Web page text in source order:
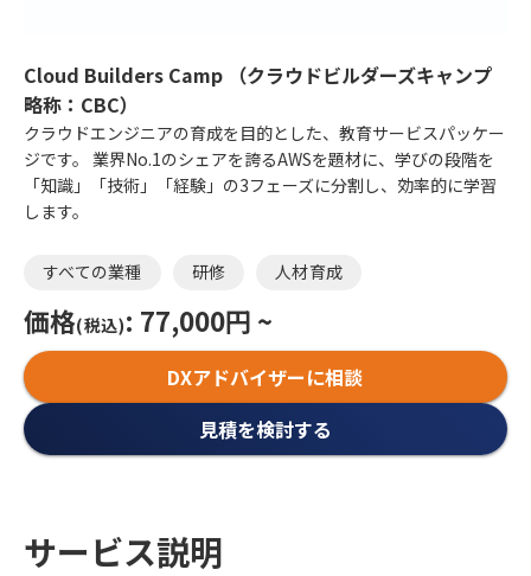
Cloud Builders Camp （クラウドビルダーズキャンプ
略称：CBC）
クラウドエンジニアの育成を目的とした、教育サービスパッケー
ジです。 業界No.1のシェアを誇るAWSを題材に、学びの段階を
「知識」「技術」「経験」の3フェーズに分割し、効率的に学習
します。
すべての業種 研修 人材育成
価格(税込): 77,000円 ~
DXアドバイザーに相談
見積を検討する
サービス説明